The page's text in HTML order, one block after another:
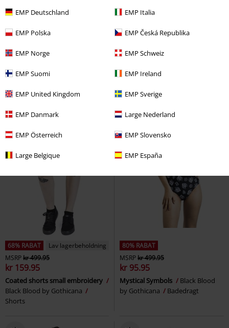
EMP Deutschland EMP Italia
EMP Polska EMP Česká Republika
EMP Norge EMP Schweiz
EMP Suomi EMP Ireland
EMP United Kingdom EMP Sverige
EMP Danmark Large Nederland
EMP Österreich EMP Slovensko
Large Belgique EMP España
Bikini bottoms with occult
symbols
Gothicana
Bikinitrusser
Forever Lost
Gothicana
68% RABAT
Lav lagerbeholdning
MSRPkr 499.95
kr 159.95
Coated shorts small embroidery
Black Blood by Gothicana
Shorts
80% RABAT
MSRPkr 499.95
kr 95.95
Mystical Symbols
Black Blood
by Gothicana
Badedragt